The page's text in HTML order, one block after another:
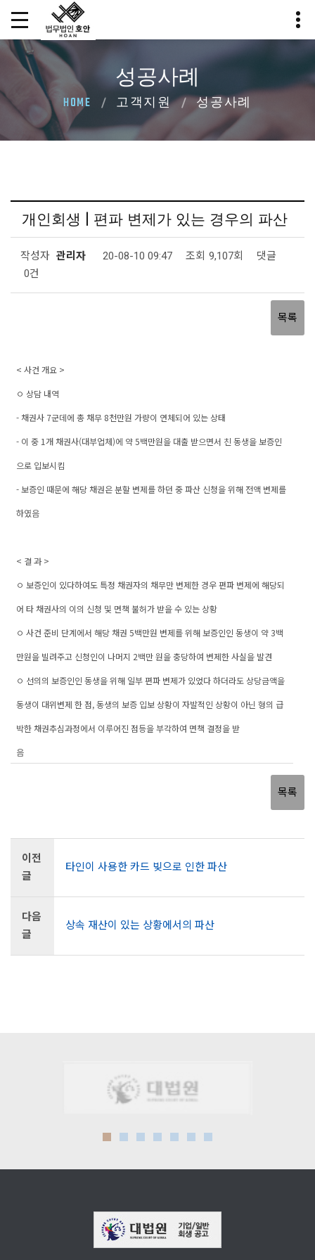
성공사례
HOME 고객지원 성공사례
개인회생 | 편파 변제가 있는 경우의 파산
작성자 관리자 20-08-10 09:47 조회 9,107회
댓글
0건
목록
< 사건 개요 >
ㅇ 상담 내역
- 채권사 7군데에 총 채무 8천만원 가량이 연체되어 있는 상태
- 이 중 1개 채권사(대부업체)에 약 5백만원을 대출 받으면서 친 동생을 보증인
으로 입보시킴
- 보증인 때문에 해당 채권은 분할 변제를 하던 중 파산 신청을 위해 전액 변제를
하였음
< 결 과 >
ㅇ 보증인이 있다하여도 특정 채권자의 채무만 변제한 경우 편파 변제에 해당되
어 타 채권사의 이의 신청 및 면책 불허가 받을 수 있는 상황
ㅇ 사건 준비 단계에서 해당 채권 5백만원 변제를 위해 보증인인 동생이 약 3백
만원을 빌려주고 신청인이 나머지 2백만 원을 충당하여 변제한 사실을 발견
ㅇ 선의의 보증인인 동생을 위해 일부 편파 변제가 있었다 하더라도 상당금액을
동생이 대위변제 한 점, 동생의 보증 입보 상황이 자발적인 상황이 아닌 형의 급
박한 채권추심과정에서 이루어진 점등을 부각하여 면책 결정을 받
음
목록
이전
글
타인이 사용한 카드 빚으로 인한 파산
다음
글
상속 재산이 있는 상황에서의 파산